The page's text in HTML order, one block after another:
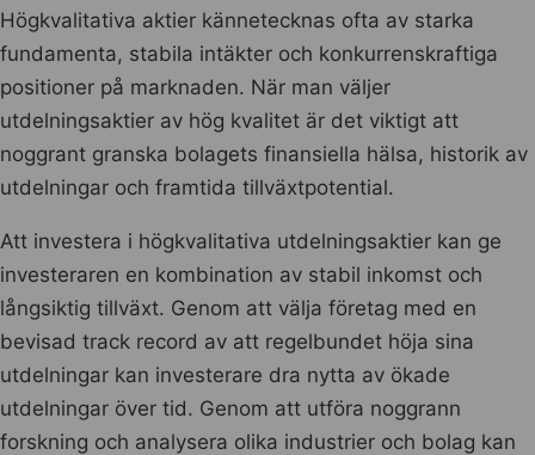
Högkvalitativa aktier kännetecknas ofta av starka
fundamenta, stabila intäkter och konkurrenskraftiga
positioner på marknaden. När man väljer
utdelningsaktier av hög kvalitet är det viktigt att
noggrant granska bolagets finansiella hälsa, historik av
utdelningar och framtida tillväxtpotential.
Att investera i högkvalitativa utdelningsaktier kan ge
investeraren en kombination av stabil inkomst och
långsiktig tillväxt. Genom att välja företag med en
bevisad track record av att regelbundet höja sina
utdelningar kan investerare dra nytta av ökade
utdelningar över tid. Genom att utföra noggrann
forskning och analysera olika industrier och bolag kan